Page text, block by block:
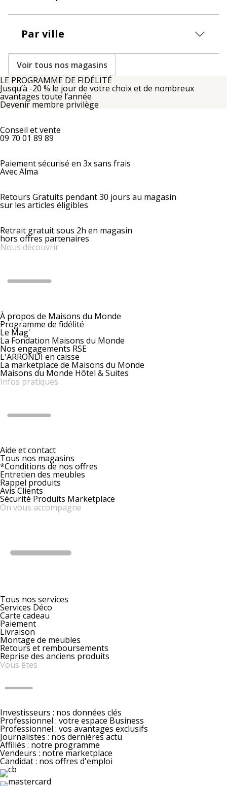
Par ville
Voir tous nos magasins
LE PROGRAMME DE FIDÉLITÉ
Jusqu’à -20 % le jour de votre choix et de nombreux
avantages toute l’année
Devenir membre privilège
Conseil et vente
09 70 01 89 89
Paiement sécurisé en 3x sans frais
Avec Alma
Retours Gratuits pendant 30 jours au magasin
sur les articles éligibles
Retrait gratuit sous 2h en magasin
hors offres partenaires
Nous découvrir
À propos de Maisons du Monde
Programme de fidélité
Le Mag'
La Fondation Maisons du Monde
Nos engagements RSE
L'ARRONDI en caisse
La marketplace de Maisons du Monde
Maisons du Monde Hôtel & Suites
Infos pratiques
Aide et contact
Tous nos magasins
*Conditions de nos offres
Entretien des meubles
Rappel produits
Avis Clients
Sécurité Produits Marketplace
On vous accompagne
Tous nos services
Services Déco
Carte cadeau
Paiement
Livraison
Montage de meubles
Retours et remboursements
Reprise des anciens produits
Vous êtes
Investisseurs : nos données clés
Professionnel : votre espace Business
Professionnel : vos avantages exclusifs
Journalistes : nos dernières actu
Affiliés : notre programme
Vendeurs : notre marketplace
Candidat : nos offres d'emploi